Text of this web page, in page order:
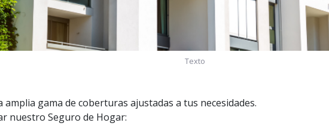
Texto
amplia gama de coberturas ajustadas a tus necesidades.
nuestro Seguro de Hogar: